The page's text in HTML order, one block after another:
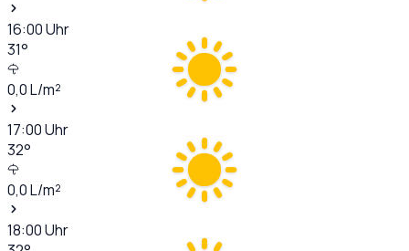
16:00Uhr
31°
0,0L/m²
17:00Uhr
32°
0,0L/m²
18:00Uhr